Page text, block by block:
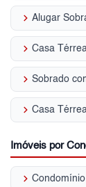
keyboard_arrow_right Alugar
keyboard_arrow_right Casa
keyboard_arrow_right Sobrado
keyboard_arrow_right Casa
Imóveis por
keyboard_arrow_right